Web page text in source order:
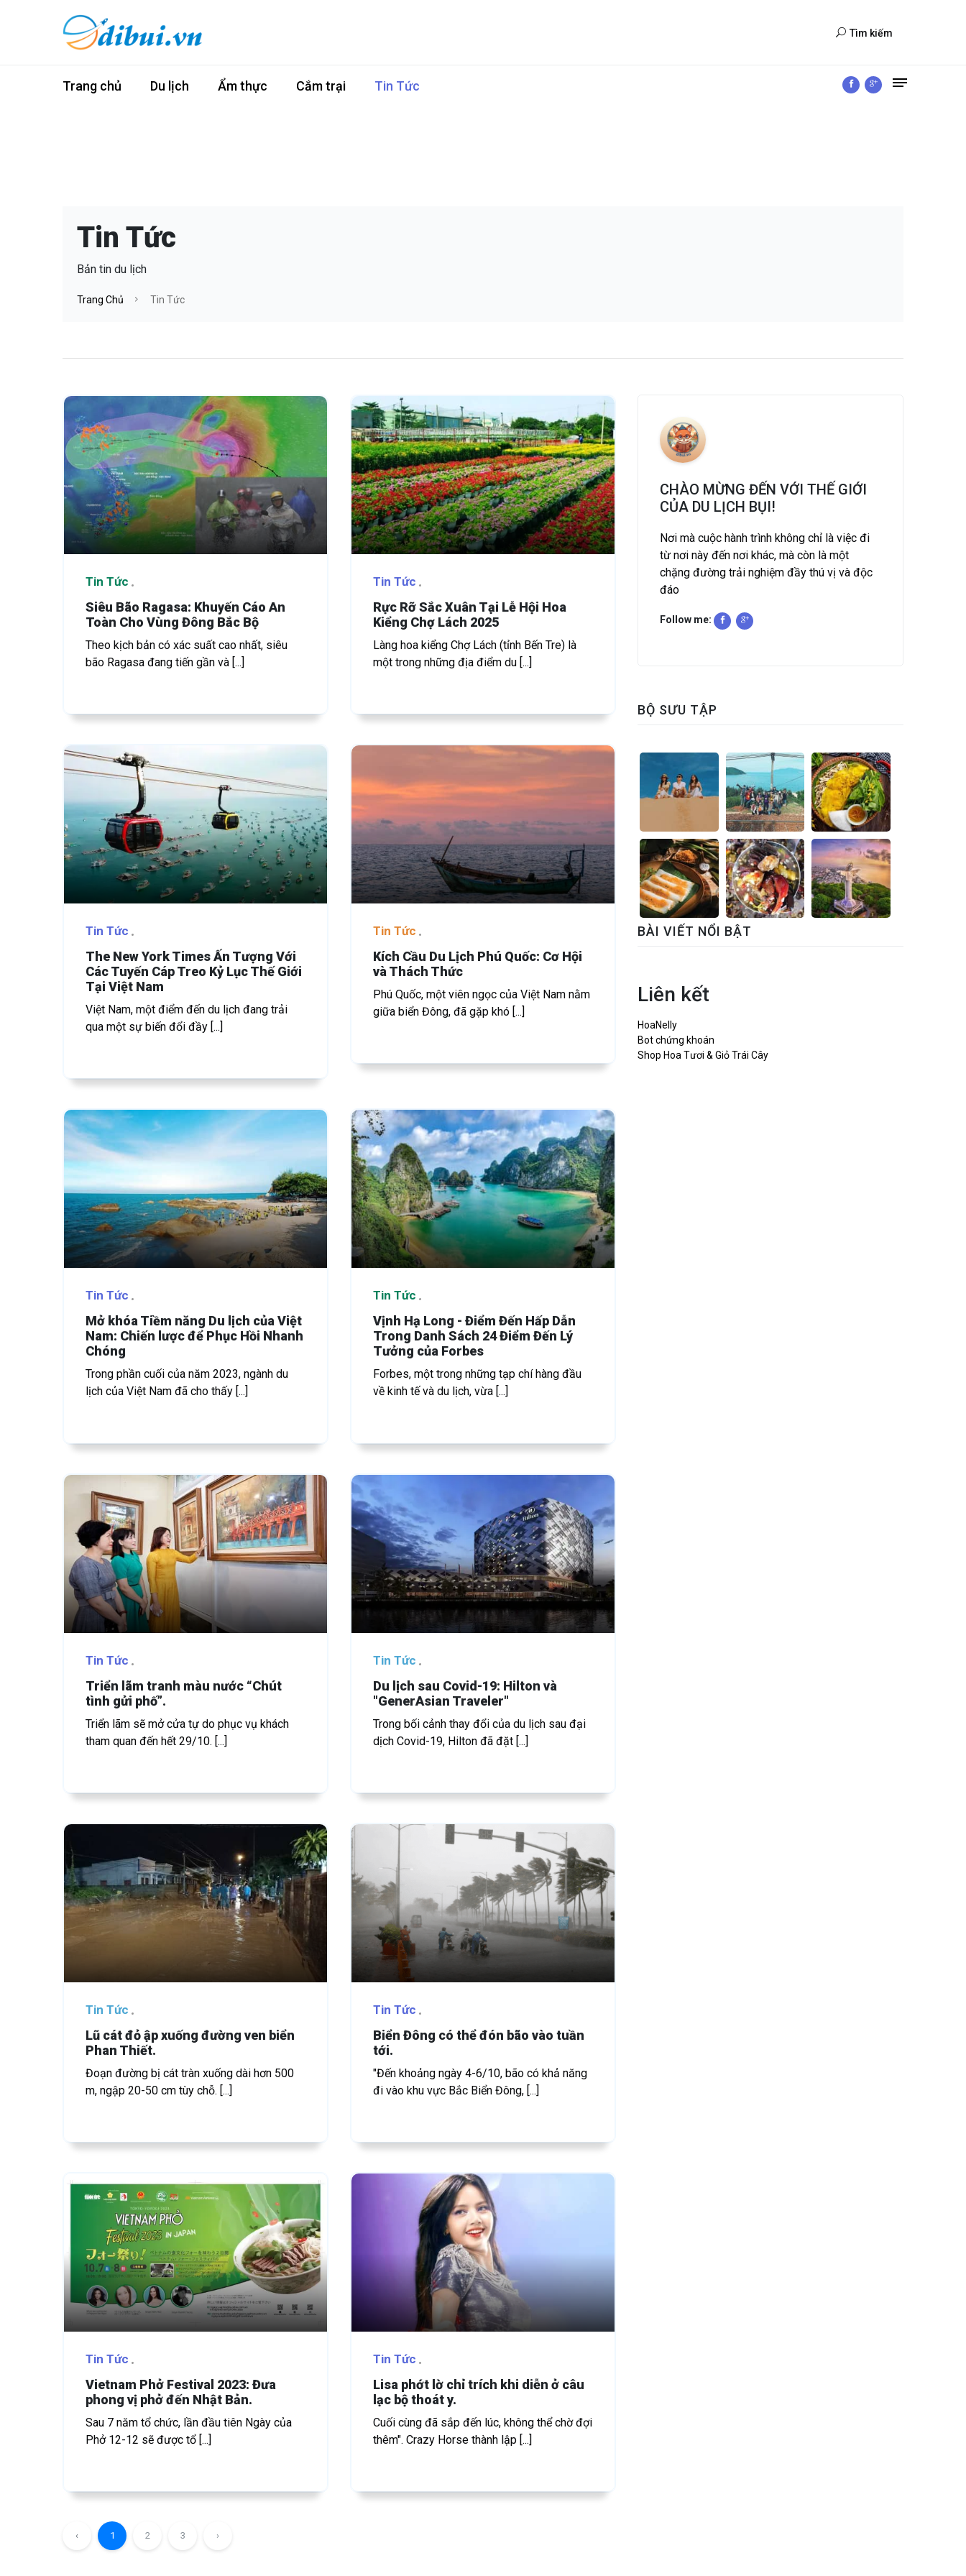
Tìm kiếm
Trang chủ Du lịch Ẩm thực Cắm trại Tin Tức
Tin Tức
Bản tin du lịch
Trang Chủ Tin Tức
Tin Tức
Siêu Bão Ragasa: Khuyến Cáo An
Toàn Cho Vùng Đông Bắc Bộ
Theo kịch bản có xác suất cao nhất, siêu
bão Ragasa đang tiến gần và [...]
Tin Tức
Rực Rỡ Sắc Xuân Tại Lễ Hội Hoa
Kiểng Chợ Lách 2025
Làng hoa kiểng Chợ Lách (tỉnh Bến Tre) là
một trong những địa điểm du [...]
Tin Tức
The New York Times Ấn Tượng Với
Các Tuyến Cáp Treo Kỷ Lục Thế Giới
Tại Việt Nam
Việt Nam, một điểm đến du lịch đang trải
qua một sự biến đổi đầy [...]
Tin Tức
Kích Cầu Du Lịch Phú Quốc: Cơ Hội
và Thách Thức
Phú Quốc, một viên ngọc của Việt Nam nằm
giữa biển Đông, đã gặp khó [...]
Tin Tức
Mở khóa Tiềm năng Du lịch của Việt
Nam: Chiến lược để Phục Hồi Nhanh
Chóng
Trong phần cuối của năm 2023, ngành du
lịch của Việt Nam đã cho thấy [...]
Tin Tức
Vịnh Hạ Long - Điểm Đến Hấp Dẫn
Trong Danh Sách 24 Điểm Đến Lý
Tưởng của Forbes
Forbes, một trong những tạp chí hàng đầu
về kinh tế và du lịch, vừa [...]
Tin Tức
Triển lãm tranh màu nước “Chút
tình gửi phố”.
Triển lãm sẽ mở cửa tự do phục vụ khách
tham quan đến hết 29/10. [...]
Tin Tức
Du lịch sau Covid-19: Hilton và
"GenerAsian Traveler"
Trong bối cảnh thay đổi của du lịch sau đại
dịch Covid-19, Hilton đã đặt [...]
Tin Tức
Lũ cát đỏ ập xuống đường ven biển
Phan Thiết.
Đoạn đường bị cát tràn xuống dài hơn 500
m, ngập 20-50 cm tùy chỗ. [...]
Tin Tức
Biển Đông có thể đón bão vào tuần
tới.
"Đến khoảng ngày 4-6/10, bão có khả năng
đi vào khu vực Bắc Biển Đông, [...]
Tin Tức
Vietnam Phở Festival 2023: Đưa
phong vị phở đến Nhật Bản.
Sau 7 năm tổ chức, lần đầu tiên Ngày của
Phở 12-12 sẽ được tổ [...]
Tin Tức
Lisa phớt lờ chỉ trích khi diễn ở câu
lạc bộ thoát y.
Cuối cùng đã sắp đến lúc, không thể chờ đợi
thêm". Crazy Horse thành lập [...]
‹ 1 2 3 ›
CHÀO MỪNG ĐẾN VỚI THẾ GIỚI
CỦA DU LỊCH BỤI!
Nơi mà cuộc hành trình không chỉ là việc đi
từ nơi này đến nơi khác, mà còn là một
chặng đường trải nghiệm đầy thú vị và độc
đáo
Follow me:
BỘ SƯU TẬP
BÀI VIẾT NỔI BẬT
Liên kết
HoaNelly
Bot chứng khoán
Shop Hoa Tươi & Giỏ Trái Cây